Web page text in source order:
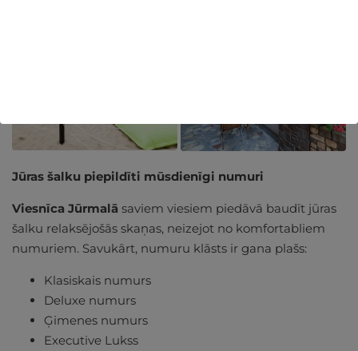
Jūras šalku piepildīti mūsdienīgi numuri
Viesnīca Jūrmalā saviem viesiem piedāvā baudīt jūras
šalku relaksējošās skaņas, neizejot no komfortabliem
numuriem. Savukārt, numuru klāsts ir gana plašs:
Klasiskais numurs
Deluxe numurs
Ģimenes numurs
Executive Lukss